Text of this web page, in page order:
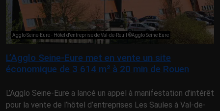
Agglo Seine-Eure - Hôtel d'entreprise de Val-de-Reuil ©Agglo Seine Eure
L’Agglo Seine-Eure met en vente un site
économique de 3 614 m² à 20 min de Rouen
L’Agglo Seine-Eure a lancé un appel à manifestation d’intérêt
pour la vente de l’hôtel d’entreprises Les Saules à Val-de-